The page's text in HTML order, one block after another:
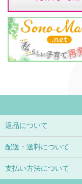
返品について
配送・送料について
支払い方法について